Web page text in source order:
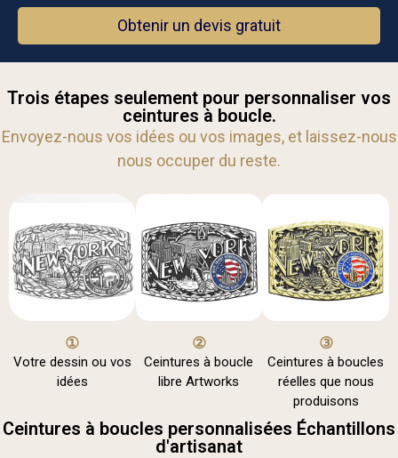
Obtenir un devis gratuit
Trois étapes seulement pour personnaliser vos
ceintures à boucle.
Envoyez-nous vos idées ou vos images, et laissez-nous
nous occuper du reste.
①
Votre dessin ou vos
idées
②
Ceintures à boucle
libre Artworks
③
Ceintures à boucles
réelles que nous
produisons
Ceintures à boucles personnalisées Échantillons
d'artisanat